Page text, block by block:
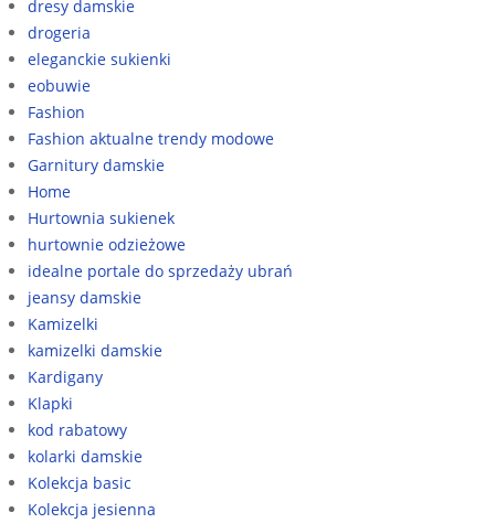
dresy damskie
drogeria
eleganckie sukienki
eobuwie
Fashion
Fashion aktualne trendy modowe
Garnitury damskie
Home
Hurtownia sukienek
hurtownie odzieżowe
idealne portale do sprzedaży ubrań
jeansy damskie
Kamizelki
kamizelki damskie
Kardigany
Klapki
kod rabatowy
kolarki damskie
Kolekcja basic
Kolekcja jesienna